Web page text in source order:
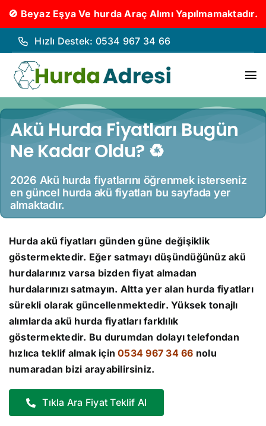
🚫 Beyaz Eşya Ve hurda Araç Alımı Yapılmamaktadır.
İçeriğe
geç
Hızlı Destek: 0534 967 34 66
Akü Hurda Fiyatları Bugün
Ne Kadar Oldu? ♻️
2026 Akü hurda fiyatlarını öğrenmek isterseniz
en güncel hurda akü fiyatları bu sayfada yer
almaktadır.
Hurda akü fiyatları günden güne değişiklik
göstermektedir. Eğer satmayı düşündüğünüz akü
hurdalarınız varsa bizden fiyat almadan
hurdalarınızı satmayın. Altta yer alan hurda fiyatları
sürekli olarak güncellenmektedir. Yüksek tonajlı
alımlarda akü hurda fiyatlarıfarklılık
göstermektedir. Bu durumdan dolayı telefondan
hızlıca teklif almak için0534 967 34 66 nolu
numaradan bizi arayabilirsiniz.
Tıkla Ara Fiyat Teklif Al